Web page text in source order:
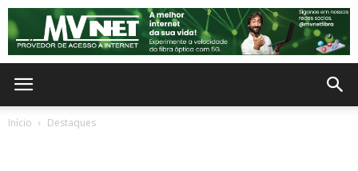
Início Destaques